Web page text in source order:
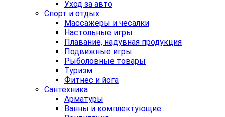
Уход за авто
Спорт и отдых
Массажеры и чесалки
Настольные игры
Плавание, надувная продукция
Подвижные игры
Рыболовные товары
Туризм
Фитнес и йога
Сантехника
Арматуры
Ванны и комплектующие